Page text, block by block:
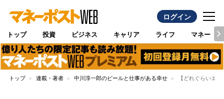
ログイン
トップ 投資 ビジネス キャリア ライフ マネー
トップ 連載・著者 中川淳一郎のビールと仕事がある幸せ 【どれぐらいエ